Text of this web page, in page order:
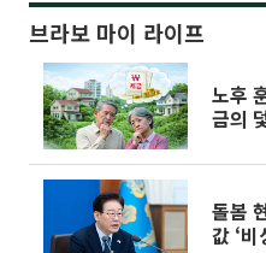
브라보 마이 라이프
노후
금의
돌봄
값 ‘비